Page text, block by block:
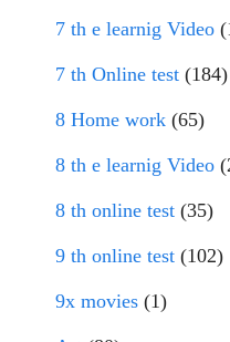
7 th e learnig Video
7 th Online test (184)
8 Home work (65)
8 th e learnig Video
8 th online test (35)
9 th online test (102)
9x movies (1)